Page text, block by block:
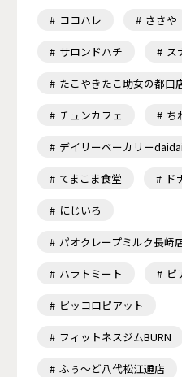
ココハレ ささや
サロンドハチ ス
たこやきたこ助女の都口
チュンカフェ ち
デイリーベーカリーdaidai
てまこま食堂 ド
にじいろ
パオクレープミルク長崎
ハラトミート ピ
ピッコロピアット
フィットネスジムBURN
ふぅ～ど八代松江通店